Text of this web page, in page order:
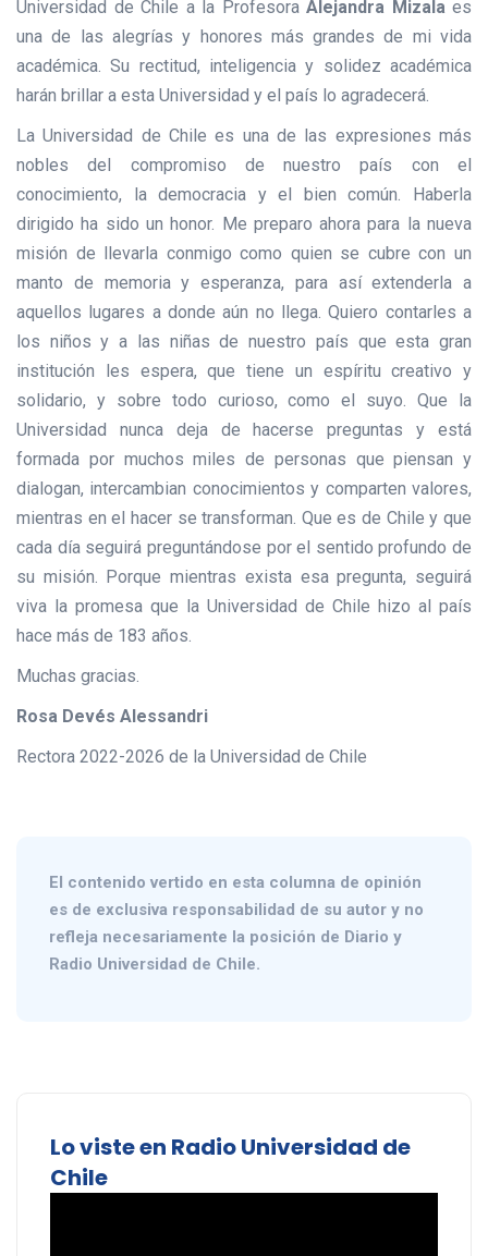
Universidad de Chile a la Profesora Alejandra Mizalaes
una de las alegrías y honores más grandes de mi vida
académica. Su rectitud, inteligencia y solidez académica
harán brillar a esta Universidad y el país lo agradecerá.
La Universidad de Chile es una de las expresiones más
nobles del compromiso de nuestro país con el
conocimiento, la democracia y el bien común. Haberla
dirigido ha sido un honor. Me preparo ahora para la nueva
misión de llevarla conmigo como quien se cubre con un
manto de memoria y esperanza, para así extenderla a
aquellos lugares a donde aún no llega. Quiero contarles a
los niños y a las niñas de nuestro país que esta gran
institución les espera, que tiene un espíritu creativo y
solidario, y sobre todo curioso, como el suyo. Que la
Universidad nunca deja de hacerse preguntas y está
formada por muchos miles de personas que piensan y
dialogan, intercambian conocimientos y comparten valores,
mientras en el hacer se transforman. Que es de Chile y que
cada día seguirá preguntándose por el sentido profundo de
su misión. Porque mientras exista esa pregunta, seguirá
viva la promesa que la Universidad de Chile hizo al país
hace más de 183 años.
Muchas gracias.
Rosa Devés Alessandri
Rectora 2022-2026 de la Universidad de Chile
El contenido vertido en esta columna de opinión
es de exclusiva responsabilidad de su autor y no
refleja necesariamente la posición de Diario y
Radio Universidad de Chile.
Lo viste en Radio Universidad de
Chile